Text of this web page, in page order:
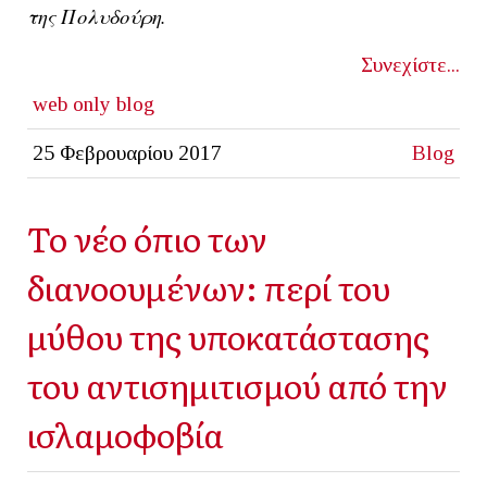
της Πολυδούρη.
Συνεχίστε...
web only blog
25 Φεβρουαρίου 2017 Blog
Το νέο όπιο των
διανοουμένων: περί του
μύθου της υποκατάστασης
του αντισημιτισμού από την
ισλαμοφοβία